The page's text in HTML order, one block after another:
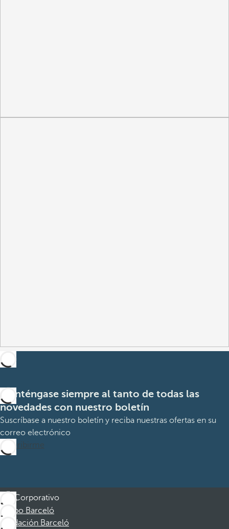
Manténgase siempre al tanto de todas las
novedades con nuestro boletín
Suscríbase a nuestro boletín y reciba nuestras ofertas en su
correo electrónico
Suscribirme
Corporativo
Grupo Barceló
Fundación Barceló